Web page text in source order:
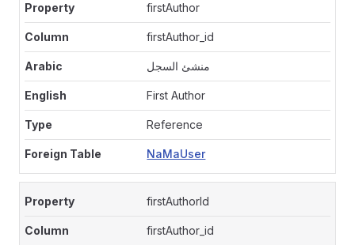
firstAuthor
firstAuthor_id
منشئ السجل
First Author
Reference
NaMaUser
firstAuthorId
firstAuthor_id